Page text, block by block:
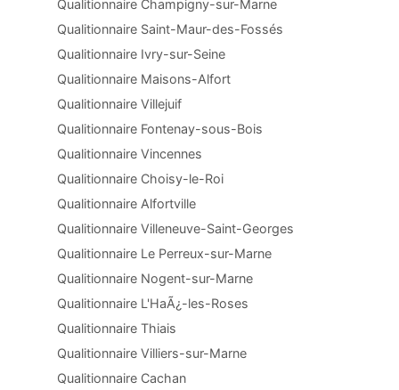
Qualitionnaire Champigny-sur-Marne
Qualitionnaire Saint-Maur-des-Fossés
Qualitionnaire Ivry-sur-Seine
Qualitionnaire Maisons-Alfort
Qualitionnaire Villejuif
Qualitionnaire Fontenay-sous-Bois
Qualitionnaire Vincennes
Qualitionnaire Choisy-le-Roi
Qualitionnaire Alfortville
Qualitionnaire Villeneuve-Saint-Georges
Qualitionnaire Le Perreux-sur-Marne
Qualitionnaire Nogent-sur-Marne
Qualitionnaire L'HaÃ¿-les-Roses
Qualitionnaire Thiais
Qualitionnaire Villiers-sur-Marne
Qualitionnaire Cachan